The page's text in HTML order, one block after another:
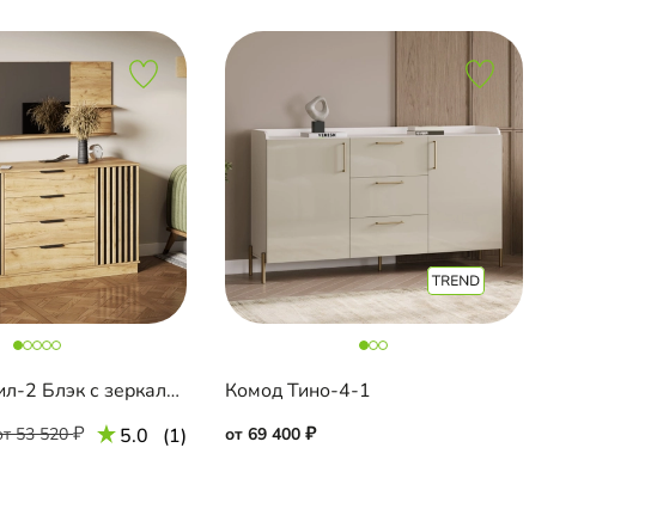
Комод Эйприл-2 Блэк с зеркалом
53 520 5.0 (1)
Комод Тино-4-1
от 69 400